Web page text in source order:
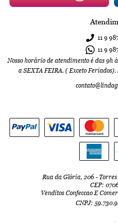
11 9
11 9
Nosso horário de atendimento é das 9h
a SEXTA FEIRA. ( Exceto
Rua da Glória, 206-
CEP:
Venditos Confeccao E
CNPJ: